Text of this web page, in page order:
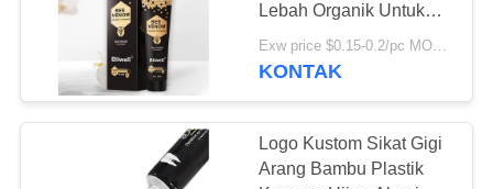
Tablet Pemutih Gigi
42
Lebah Organik Untuk
Bau Mulut Dan Gigi
Kuning
Exw price $0.15-0.2/pc MOQ:500pcs-30000pcs
KONTAK
Logo Kustom Sikat Gigi
Arang Bambu Plastik